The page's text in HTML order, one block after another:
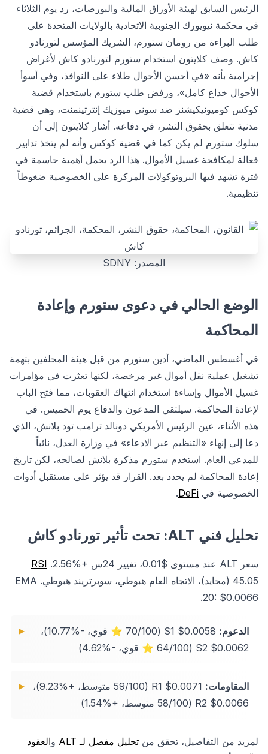
الرئيس السابق لهيئة الأوراق المالية والبورصات، رد يوم الثلاثاء
في محكمة نيويورك الجنوبية الاتحادية بالولايات المتحدة على
طلب البراءة من رومان ستورم، الشريك المؤسس لتورنادو
كاش. وصف كلايتون استخدام ستورم لتورنادو كاش لأغراض
إجرامية بأنه «في أحسن الأحوال طلاء على النوافذ، وفي أسوأ
الأحوال خداع كامل»، ورفض طلب ستورم باستخدام قضية
كوكس كوميونيكيشنز ضد سوني ميوزيك إنترتينمنت، وهي قضية
مدنية تتعلق بحقوق النشر، في دفاعه. أشار كلايتون إلى أن
سلوك ستورم لم يكن كما في قضية كوكس وأنه لم يتخذ تدابير
فعالة لمكافحة غسيل الأموال. هذا الرد يحمل أهمية حاسمة في
فترة تشهد فيها البروتوكولات المركزة على الخصوصية ضغوطاً
تنظيمية.
المصدر: SDNY
الوضع الحالي في دعوى ستورم وإعادة
المحاكمة
في أغسطس الماضي، أدين ستورم من قبل هيئة المحلفين بتهمة
تشغيل عملية نقل أموال غير مرخصة، لكنها تعثرت في مؤامرات
غسيل الأموال وإساءة استخدام انتهاك العقوبات، مما فتح الباب
لإعادة المحاكمة. سيلتقي المدعون والدفاع يوم الخميس. في
هذه الأثناء، عين الرئيس الأمريكي دونالد ترامب تود بلانش، الذي
دعا إلى إنهاء «التنظيم عبر الادعاء» في وزارة العدل، نائباً
للمدعي العام. استخدم ستورم مذكرة بلانش لصالحه، لكن تاريخ
إعادة المحاكمة لم يحدد بعد. القرار قد يؤثر على مستقبل أدوات
الخصوصية في DeFi
.
تحليل فني ALT: تحت تأثير تورنادو كاش
سعر ALT عند مستوى $0.01، تغيير 24س +%2.56.
RSI
45.05 (محايد)، الاتجاه العام هبوطي، سوبرتريند هبوطي. EMA
20: $0.0066.
الدعوم:
S1 $0.0058 (70/100 ⭐ قوي، -%10.77)،
S2 $0.0062 (64/100 ⭐ قوي، -%4.62)
المقاومات:
R1 $0.0071 (59/100 متوسط، +%9.23)،
R2 $0.0066 (58/100 متوسط، +%1.54)
لمزيد من التفاصيل، تحقق من تحليل مفصل لـ ALT والعقود